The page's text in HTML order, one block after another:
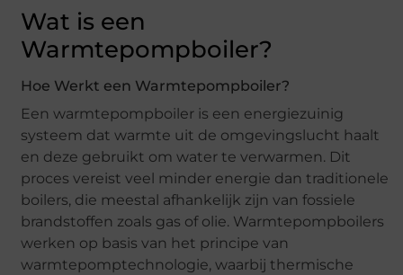
Wat is een
Warmtepompboiler?
Hoe Werkt een Warmtepompboiler?
Een warmtepompboiler is een energiezuinig
systeem dat warmte uit de omgevingslucht haalt
en deze gebruikt om water te verwarmen. Dit
proces vereist veel minder energie dan traditionele
boilers, die meestal afhankelijk zijn van fossiele
brandstoffen zoals gas of olie. Warmtepompboilers
werken op basis van het principe van
warmtepomptechnologie, waarbij thermische